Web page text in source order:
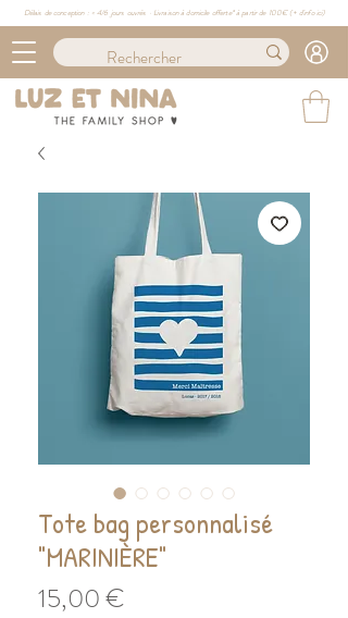
Délais de conception : ≈ 4/6 jours ouvrés · Livraison à domicile offerte* à partir de 100€ (+ d'info ici)
Tote bag personnalisé
"MARINIÈRE"
15,00 €